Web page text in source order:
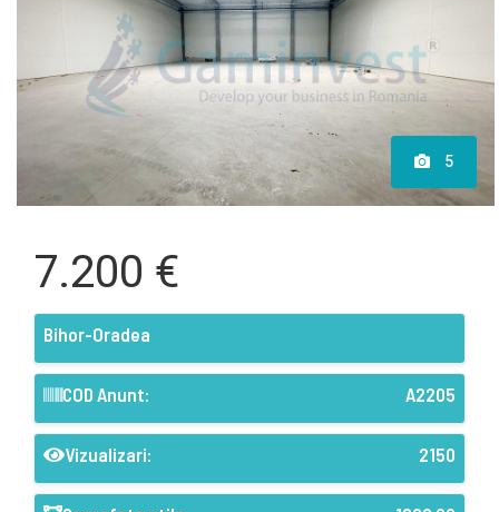
5
7.200 €
Bihor-Oradea
COD Anunt: A2205
Vizualizari: 2150